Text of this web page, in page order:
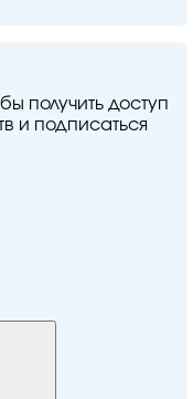
получить доступ
и подписаться